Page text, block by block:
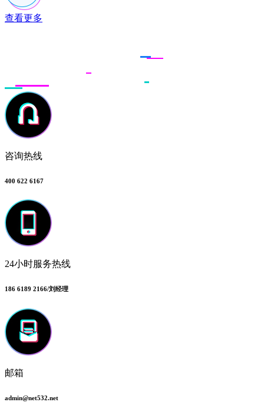
查看更多
咨询热线
400 622 6167
24小时服务热线
186 6189 2166/刘经理
邮箱
admin@net532.net